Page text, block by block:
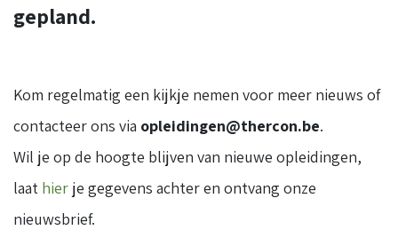
gepland.
Kom regelmatig een kijkje nemen voor meer nieuws of
contacteer ons via opleidingen@thercon.be.
Wil je op de hoogte blijven van nieuwe opleidingen,
laat hier je gegevens achter en ontvang onze
nieuwsbrief.